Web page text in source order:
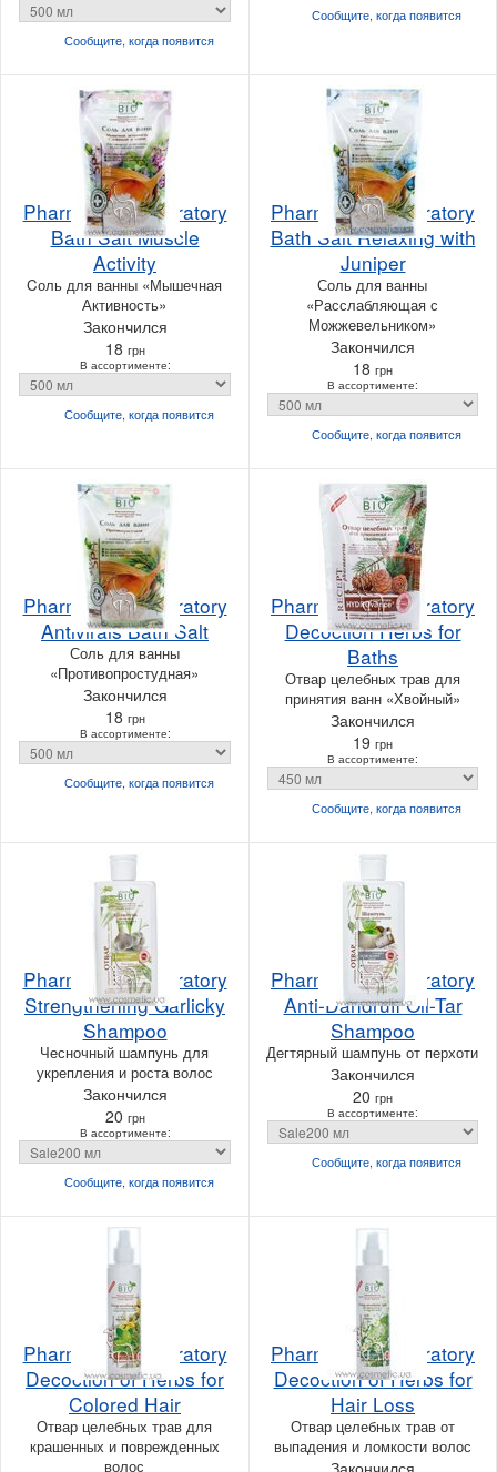
Сообщите, когдапоявится
Сообщите, когдапоявится
Pharma Bio Laboratory
Bath Salt Muscle
Activity
Cоль для ванны «Мышечная
Активность»
Закончился
18 грн
В ассортименте:
Сообщите, когдапоявится
Pharma Bio Laboratory
Bath Salt Relaxing with
Juniper
Соль для ванны
«Расслабляющая с
Можжевельником»
Закончился
18 грн
В ассортименте:
Сообщите, когдапоявится
Pharma Bio Laboratory
Antivirals Bath Salt
Соль для ванны
«Противопростудная»
Закончился
18 грн
В ассортименте:
Сообщите, когдапоявится
Pharma Bio Laboratory
Decoction Herbs for
Baths
Отвар целебных трав для
принятия ванн «Хвойный»
Закончился
19 грн
В ассортименте:
Сообщите, когдапоявится
Pharma Bio Laboratory
Strengthening Garlicky
Shampoo
Чесночный шампунь для
укрепления и роста волос
Закончился
20 грн
В ассортименте:
Сообщите, когдапоявится
Pharma Bio Laboratory
Anti-Dandruff Oil-Tar
Shampoo
Дегтярный шампунь от перхоти
Закончился
20 грн
В ассортименте:
Сообщите, когдапоявится
Pharma Bio Laboratory
Decoction of Herbs for
Colored Hair
Отвар целебных трав для
крашенных и поврежденных
волос
Pharma Bio Laboratory
Decoction of Herbs for
Hair Loss
Отвар целебных трав от
выпадения и ломкости волос
Закончился